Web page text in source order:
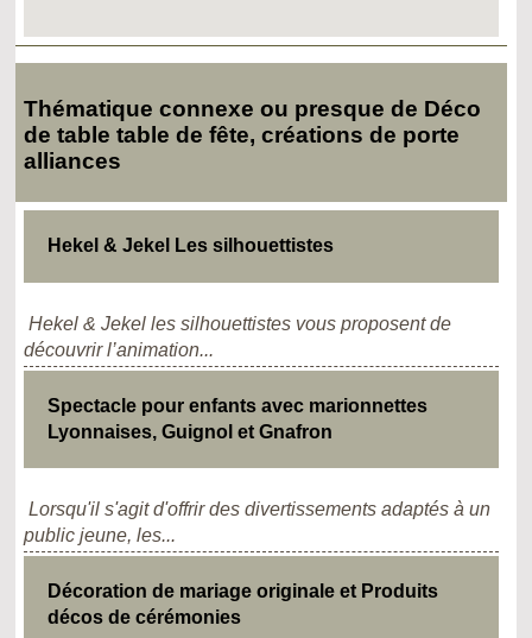
Thématique connexe ou presque de Déco
de table table de fête, créations de porte
alliances
Hekel & Jekel Les silhouettistes
Hekel & Jekel les silhouettistes vous proposent de
découvrir l’animation...
Spectacle pour enfants avec marionnettes
Lyonnaises, Guignol et Gnafron
Lorsqu'il s'agit d'offrir des divertissements adaptés à un
public jeune, les...
Décoration de mariage originale et Produits
décos de cérémonies